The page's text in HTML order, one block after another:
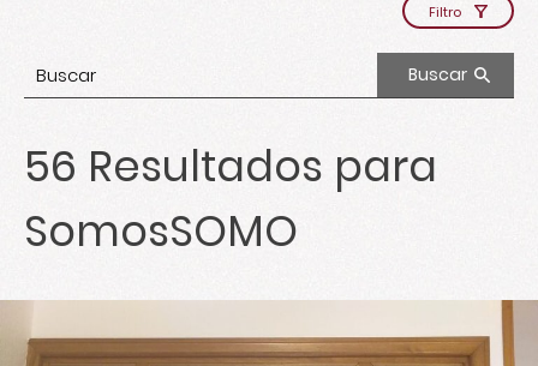
Filtro
Buscar
56 Resultados para
SomosSOMO